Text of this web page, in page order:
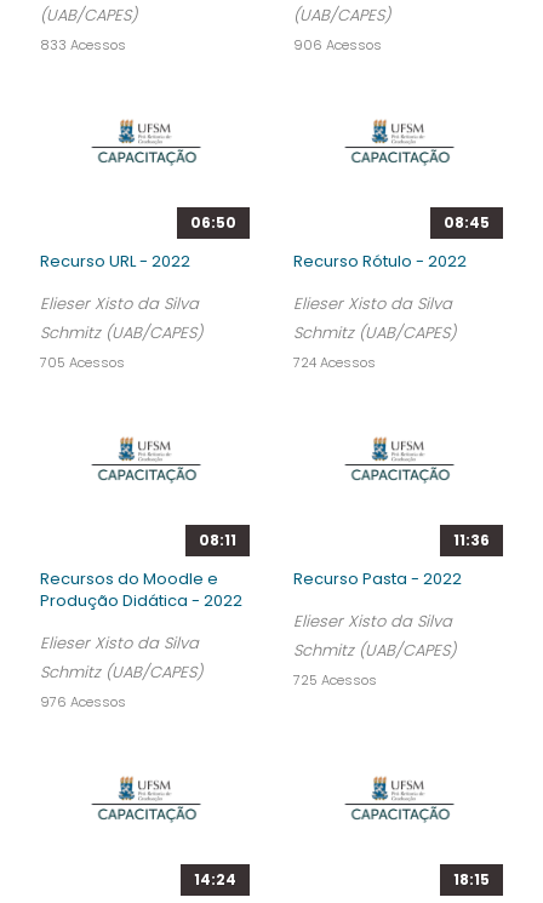
(UAB/CAPES)
833 Acessos
(UAB/CAPES)
906 Acessos
06:50
Recurso URL - 2022
Elieser Xisto da Silva
Schmitz (UAB/CAPES)
705 Acessos
08:45
Recurso Rótulo - 2022
Elieser Xisto da Silva
Schmitz (UAB/CAPES)
724 Acessos
08:11
Recursos do Moodle e
Produção Didática - 2022
Elieser Xisto da Silva
Schmitz (UAB/CAPES)
976 Acessos
11:36
Recurso Pasta - 2022
Elieser Xisto da Silva
Schmitz (UAB/CAPES)
725 Acessos
14:24 18:15